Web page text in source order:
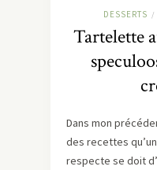
DESSERTS /
Tartelette
Dans mon
des recettes
respecte se doit